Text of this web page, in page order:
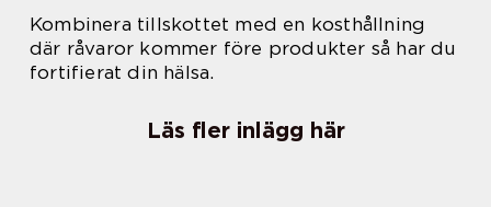
Kombinera tillskottet med en kosthållning
där råvaror kommer före produkter så har du
fortifierat din hälsa.
Läs fler inlägg här